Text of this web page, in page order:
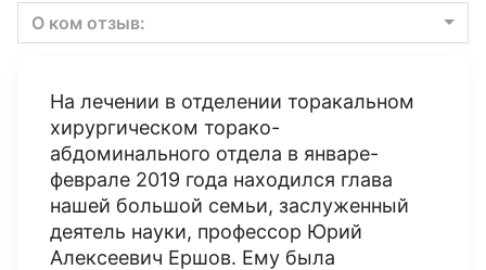
О ком отзыв:
На лечении в отделении торакальном
хирургическом торако-
абдоминального отдела в январе-
феврале 2019 года находился глава
нашей большой семьи, заслуженный
деятель науки, профессор Юрий
Алексеевич Ершов. Ему была